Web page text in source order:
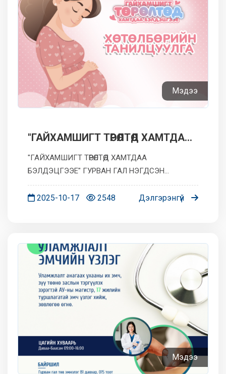
Мэдээ
"ГАЙХАМШИГТ ТӨРӨЛТӨД ХАМТДАА
"ГАЙХАМШИГТ ТӨРӨЛТӨД ХАМТДАА
БЭЛДЭЦГЭЭЕ" ГУРВАН ГАЛ НЭГДСЭН
ЭМНЭЛЭГ 15 ЖИЛИЙН ОЙГОО ТОХИОЛДУУЛАН
ЖИРЭМСЭН БОЛОН ЖИРЭМСЛЭХЭЭР ТӨЛӨВЛӨЖ
2025-10-17 2548 Дэлгэрэнгүй
Мэдээ